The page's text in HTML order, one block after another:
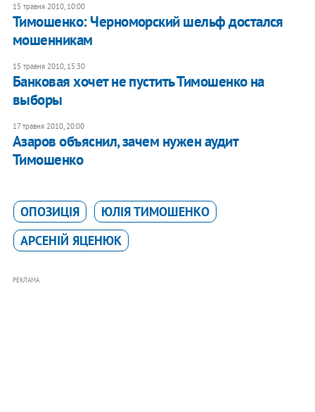
15 травня 2010, 10:00
Тимошенко: Черноморский шельф достался
мошенникам
15 травня 2010, 15:30
Банковая хочет не пустить Тимошенко на
выборы
17 травня 2010, 20:00
Азаров объяснил, зачем нужен аудит
Тимошенко
ОПОЗИЦІЯ
ЮЛІЯ ТИМОШЕНКО
АРСЕНІЙ ЯЦЕНЮК
РЕКЛАМА